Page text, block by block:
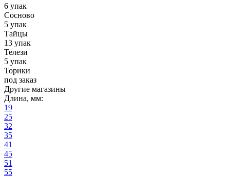
6 упак
Сосново
5 упак
Тайцы
13 упак
Телези
5 упак
Торики
под заказ
Другие магазины
Длина, мм:
19
25
32
35
41
45
51
55